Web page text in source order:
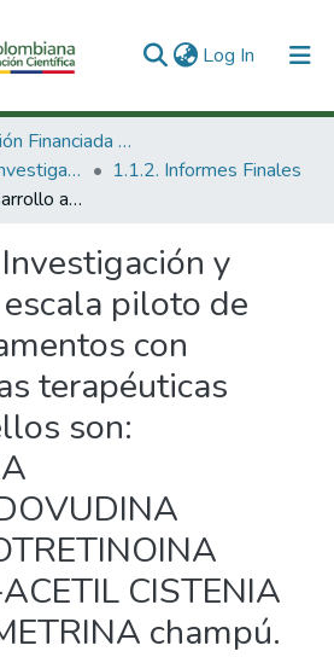
Log In (current)
1. Investigación Financiada con Recursos Públicos
1.1 Productos de investigación
1.1.2. Informes Finales
Investigación y desarrollo a escala piloto de cinco medicamentos con características terapéuticas diferentes, ellos son: PAXORETINA tablestas,ZIDOVUDINA cápsulas ISOTRETINOINA capsulas, N-ACETIL CISTENIA jarabe, PERMETRINA champú.
Investigación y
piloto de
con
terapéuticas
son:
CISTENIA
champú.